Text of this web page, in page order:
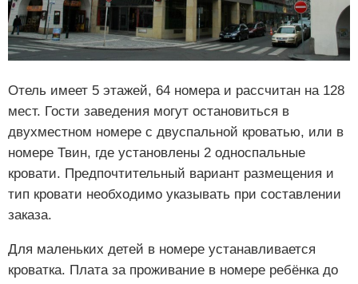
Отель имеет 5 этажей, 64 номера и рассчитан на 128
мест. Гости заведения могут остановиться в
двухместном номере с двуспальной кроватью, или в
номере Твин, где установлены 2 односпальные
кровати. Предпочтительный вариант размещения и
тип кровати необходимо указывать при составлении
заказа.
Для маленьких детей в номере устанавливается
кроватка. Плата за проживание в номере ребёнка до